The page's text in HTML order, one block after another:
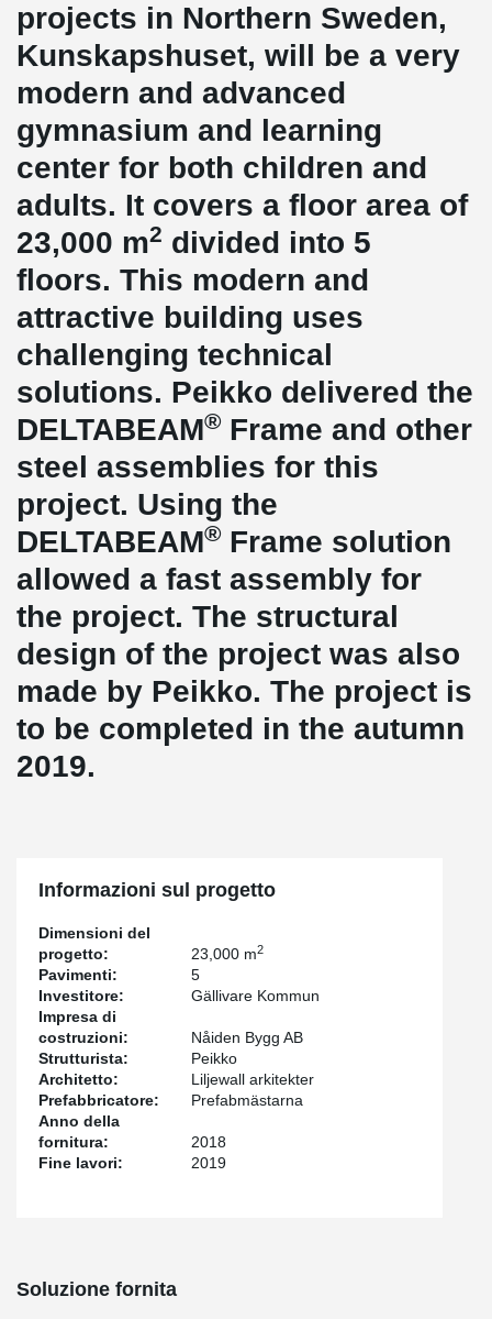
projects in Northern Sweden,
Kunskapshuset, will be a very
modern and advanced
gymnasium and learning
center for both children and
adults. It covers a floor area of
23,000 m2 divided into 5
floors. This modern and
attractive building uses
challenging technical
solutions. Peikko delivered the
DELTABEAM® Frame and other
steel assemblies for this
project. Using the
DELTABEAM® Frame solution
allowed a fast assembly for
the project. The structural
design of the project was also
made by Peikko. The project is
to be completed in the autumn
2019.
Informazioni sul progetto
Dimensioni del
progetto:
23,000 m2
Pavimenti:
5
Investitore:
Gällivare Kommun
Impresa di
costruzioni:
Nåiden Bygg AB
Strutturista:
Peikko
Architetto:
Liljewall arkitekter
Prefabbricatore:
Prefabmästarna
Anno della
fornitura:
2018
Fine lavori:
2019
Soluzione fornita